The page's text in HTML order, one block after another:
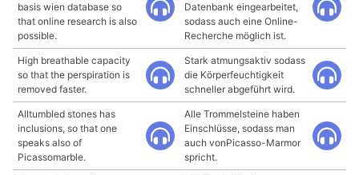
basis wien database so
that online research is also
possible.
Datenbank eingearbeitet,
sodass auch eine Online-
Recherche möglich ist.
High breathable capacity
so that the perspiration is
removed faster.
Stark atmungsaktiv sodass
die Körperfeuchtigkeit
schneller abgeführt wird.
Alltumbled stones has
inclusions, so that one
speaks also of
Picassomarble.
Alle Trommelsteine haben
Einschlüsse, sodass man
auch vonPicasso-Marmor
spricht.